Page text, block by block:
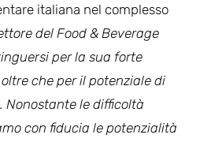
italiana nel complesso
del Food & Beverage
per la sua forte
che per il potenziale di
le difficoltà
con fiducia le potenzialità